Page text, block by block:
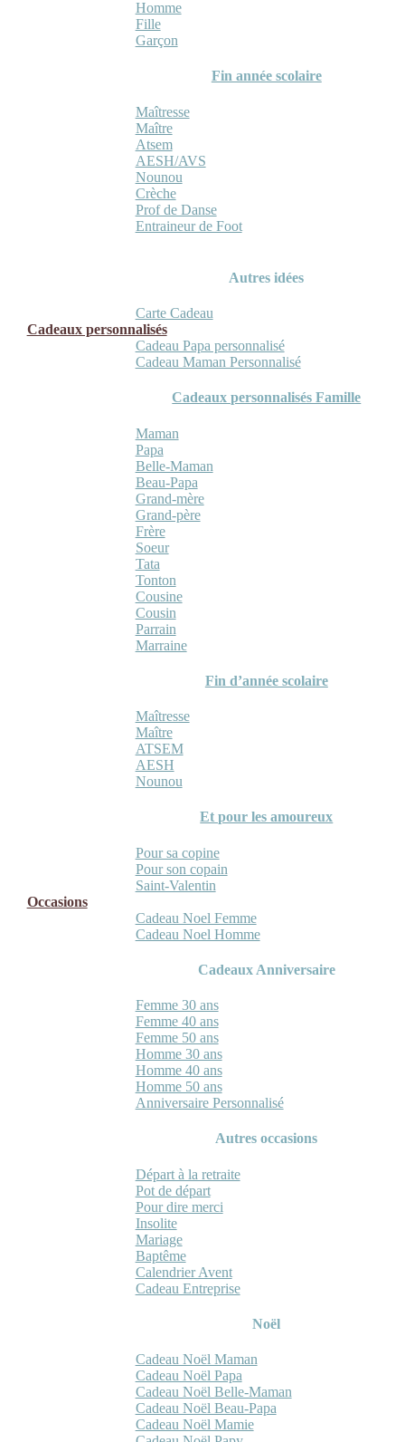
Homme
Fille
Garçon
Fin année scolaire
Maîtresse
Maître
Atsem
AESH/AVS
Nounou
Crèche
Prof de Danse
Entraineur de Foot
Autres idées
Carte Cadeau
Cadeaux personnalisés
Cadeau Papa personnalisé
Cadeau Maman Personnalisé
Cadeaux personnalisés Famille
Maman
Papa
Belle-Maman
Beau-Papa
Grand-mère
Grand-père
Frère
Soeur
Tata
Tonton
Cousine
Cousin
Parrain
Marraine
Fin d’année scolaire
Maîtresse
Maître
ATSEM
AESH
Nounou
Et pour les amoureux
Pour sa copine
Pour son copain
Saint-Valentin
Occasions
Cadeau Noel Femme
Cadeau Noel Homme
Cadeaux Anniversaire
Femme 30 ans
Femme 40 ans
Femme 50 ans
Homme 30 ans
Homme 40 ans
Homme 50 ans
Anniversaire Personnalisé
Autres occasions
Départ à la retraite
Pot de départ
Pour dire merci
Insolite
Mariage
Baptême
Calendrier Avent
Cadeau Entreprise
Noël
Cadeau Noël Maman
Cadeau Noël Papa
Cadeau Noël Belle-Maman
Cadeau Noël Beau-Papa
Cadeau Noël Mamie